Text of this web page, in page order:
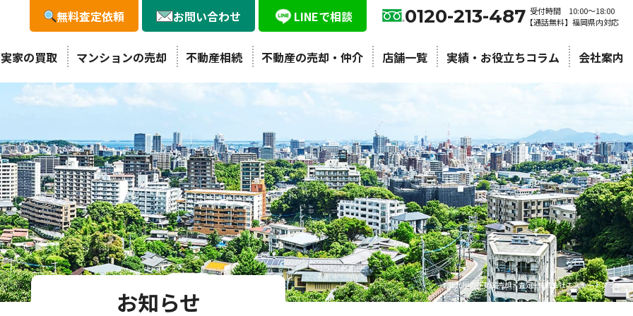
無料査定依頼 お問い合わせ LINEで相談 0120-213-487 受付時間 10:00〜18:00
【通話無料】福岡県内対応
家の買取 マンションの売却 不動産相続 不動産の売却・仲介 店舗一覧 実績・お役立ちコラム 会社案内
北九州の不動産売却・査定 | 株式会社エステートプラン
お知らせ